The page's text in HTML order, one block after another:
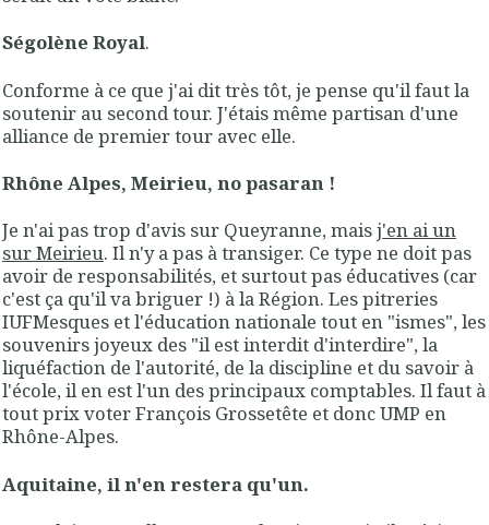
Ségolène Royal.
Conforme à ce que j'ai dit très tôt, je pense qu'il faut la
soutenir au second tour. J'étais même partisan d'une
alliance de premier tour avec elle.
Rhône Alpes, Meirieu, no pasaran !
Je n'ai pas trop d'avis sur Queyranne, maisj'en ai un
sur Meirieu. Il n'y a pas à transiger. Ce type ne doit pas
avoir de responsabilités, et surtout pas éducatives (car
c'est ça qu'il va briguer !) à la Région. Les pitreries
IUFMesques et l'éducation nationale tout en "ismes", les
souvenirs joyeux des "il est interdit d'interdire", la
liquéfaction de l'autorité, de la discipline et du savoir à
l'école, il en est l'un des principaux comptables. Il faut à
tout prix voter François Grossetête et donc UMP en
Rhône-Alpes.
Aquitaine, il n'en restera qu'un.